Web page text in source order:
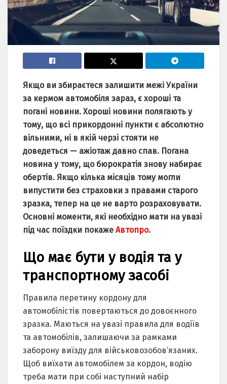
Якщо ви збираєтеся залишити межі України
за кермом автомобіля зараз, є хороші та
погані новини. Хороші новини полягають у
тому, що всі прикордонні пункти є абсолютно
вільними, ні в якій черзі стояти не
доведеться — ажіотаж давно спав. Погана
новина у тому, що бюрократія знову набирає
обертів. Якщо кілька місяців тому могли
випустити без страховки з правами старого
зразка, тепер на це не варто розраховувати.
Основні моменти, які необхідно мати на увазі
під час поїздки покаже Автопро.
Що має бути у водія та у
транспортному засобі
Правила перетину кордону для
автомобілістів повертаються до довоєнного
зразка. Маються на увазі правила для водіїв
та автомобілів, залишаючи за рамками
заборону виїзду для військовозобов’язаних.
Щоб виїхати автомобілем за кордон, водію
треба мати при собі наступний набір